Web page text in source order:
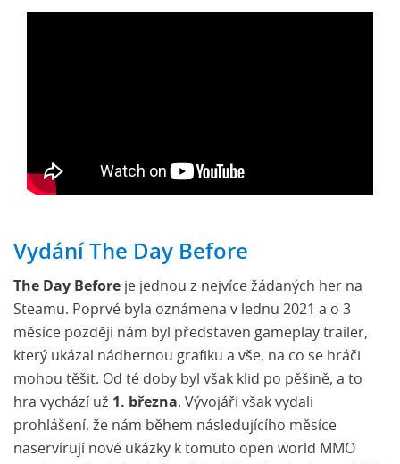
Vydání The Day Before
The Day Before je jednou z nejvíce žádaných her na
Steamu. Poprvé byla oznámena v lednu 2021 a o 3
měsíce později nám byl představen gameplay trailer,
který ukázal nádhernou grafiku a vše, na co se hráči
mohou těšit. Od té doby byl však klid po pěšině, a to
hra vychází už 1. března. Vývojáři však vydali
prohlášení, že nám během následujícího měsíce
naservírují nové ukázky k tomuto open world MMO